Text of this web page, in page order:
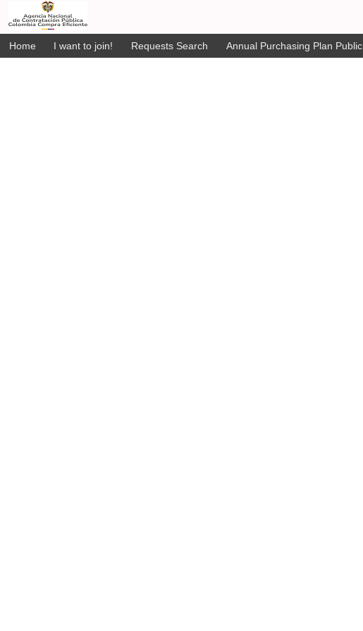
Home I want to join! Requests Search Annual Purchasing Plan Public